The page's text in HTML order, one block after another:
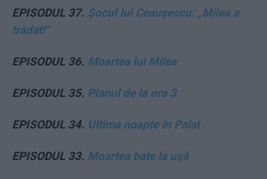
EPISODUL 37. Șocul lui Ceaușescu: „Milea a
trădat!”
EPISODUL 36. Moartea lui Milea
EPISODUL 35. Planul de la ora 3
EPISODUL 34. Ultima noapte în Palat
EPISODUL 33. Moartea bate la ușă